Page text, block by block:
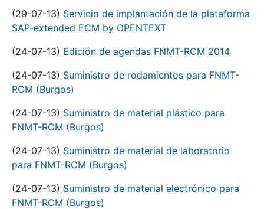
(29-07-13) Servicio de implantación de la plataforma
SAP-extended ECM by OPENTEXT
(24-07-13) Edición de agendas FNMT-RCM 2014
(24-07-13) Suministro de rodamientos para FNMT-
RCM (Burgos)
(24-07-13) Suministro de material plástico para
FNMT-RCM (Burgos)
(24-07-13) Suministro de material de laboratorio
para FNMT-RCM (Burgos)
(24-07-13) Suministro de material electrónico para
FNMT-RCM (Burgos)